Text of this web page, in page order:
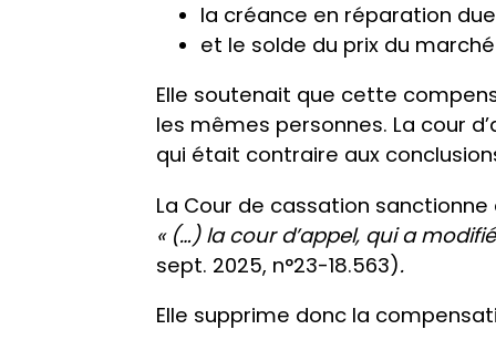
la créance en réparation
et le solde du prix du
Elle soutenait que cette
les mêmes personnes. La cour
qui était contraire aux
La Cour de cassation
« (…) la cour d’appel, qui a
sept. 2025, n°23-18.563).
Elle supprime donc la